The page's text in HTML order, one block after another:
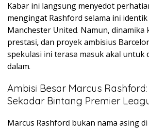
Kabar ini langsung menyedot
mengingat Rashford selama ini
Manchester United. Namun,
prestasi, dan proyek ambisius
spekulasi ini terasa masuk akal untuk
dalam.
Ambisi Besar Marcus
Sekadar Bintang Premier
Marcus Rashford bukan nama asing